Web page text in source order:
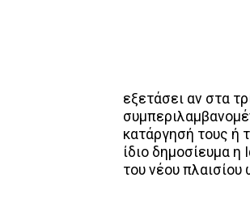
εξετάσει αν στα
κατάργησή τους ή
ίδιο δημοσίευμα η
του νέου